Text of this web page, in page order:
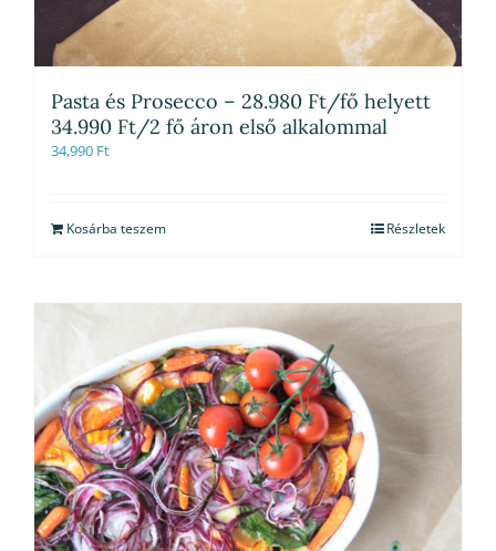
Pasta és Prosecco – 28.980 Ft/fő helyett
34.990 Ft/2 fő áron első alkalommal
34,990 Ft
Kosárba teszem Részletek